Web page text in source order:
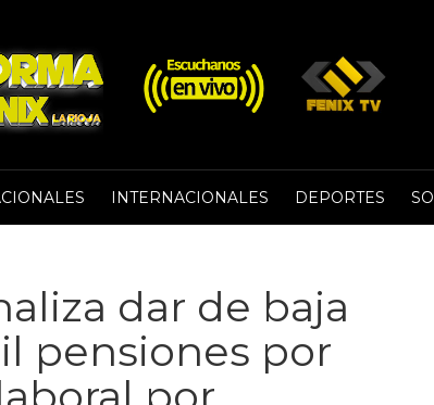
INTERNACIONALES DEPORTES
dar de baja
pensiones por